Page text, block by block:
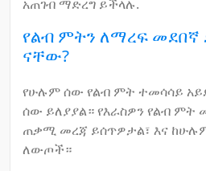
አጠገብ ማድረግ ይችላሉ.
የልብ ምትን ለማረፍ
ናቸው?
የሁሉም ሰው የልብ ምት ተመሳሳይ
ሰው ይለያያል። የእራስዎን የልብ
ጠቃሚ መረጃ ይሰጥዎታል፣ እና
ለውጦች።